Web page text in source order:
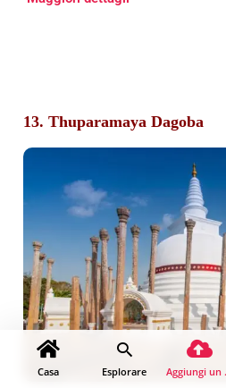
13. Thuparamaya Dagoba
Casa Esplorare